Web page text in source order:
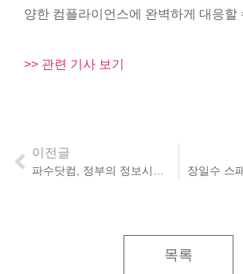
양한 컴플라이언스에 완벽하게 대응할
>> 관련 기사 보기
이전글
목록